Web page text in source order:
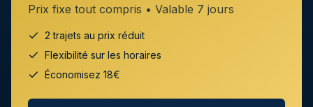
Prix fixe tout compris • Valable 7 jours
2 trajets au prix réduit
Flexibilité sur les horaires
Économisez 18€